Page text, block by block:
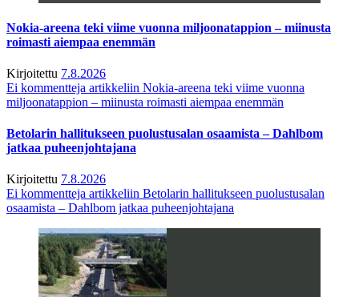
Nokia-areena teki viime vuonna miljoonatappion – miinusta
roimasti aiempaa enemmän
Kirjoitettu 7.8.2026
Ei kommentteja artikkeliin Nokia-areena teki viime vuonna
miljoonatappion – miinusta roimasti aiempaa enemmän
Betolarin hallitukseen puolustusalan osaamista – Dahlbom
jatkaa puheenjohtajana
Kirjoitettu 7.8.2026
Ei kommentteja artikkeliin Betolarin hallitukseen puolustusalan
osaamista – Dahlbom jatkaa puheenjohtajana